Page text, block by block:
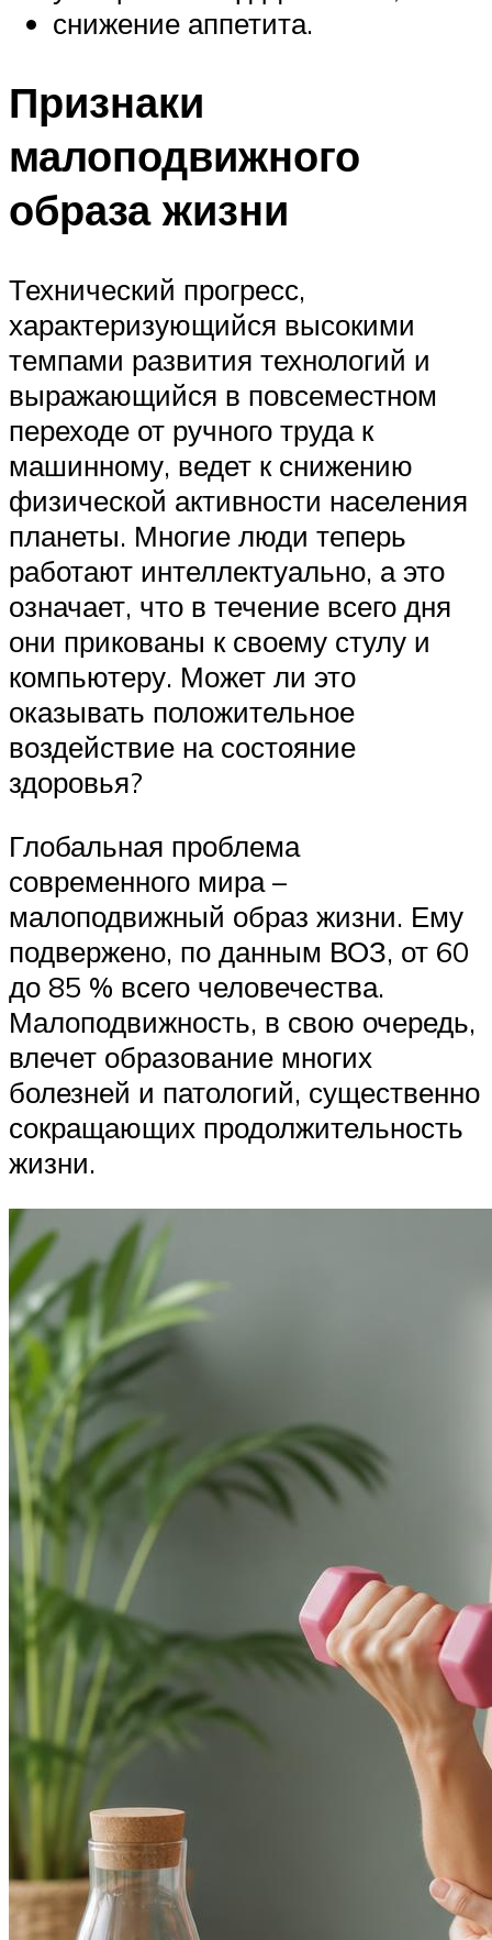
снижение аппетита.
Признаки
малоподвижного
образа жизни
Технический прогресс,
характеризующийся высокими
темпами развития технологий и
выражающийся в повсеместном
переходе от ручного труда к
машинному, ведет к снижению
физической активности населения
планеты. Многие люди теперь
работают интеллектуально, а это
означает, что в течение всего дня
они прикованы к своему стулу и
компьютеру. Может ли это
оказывать положительное
воздействие на состояние
здоровья?
Глобальная проблема
современного мира –
малоподвижный образ жизни. Ему
подвержено, по данным ВОЗ, от 60
до 85 % всего человечества.
Малоподвижность, в свою очередь,
влечет образование многих
болезней и патологий, существенно
сокращающих продолжительность
жизни.